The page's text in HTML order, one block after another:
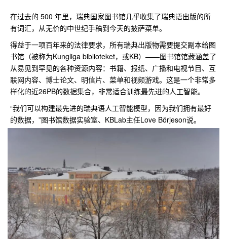
在过去的 500 年里，瑞典国家图书馆几乎收集了瑞典语出版的所
有词汇，从无价的中世纪手稿到今天的披萨菜单。
得益于一项百年来的法律要求，所有瑞典出版物需要提交副本给图
书馆（被称为Kungliga biblioteket，或KB）——图书馆馆藏涵盖了
从易见到罕见的各种资源内容：书籍、报纸、广播和电视节目、互
联网内容、博士论文、明信片、菜单和视频游戏。这是一个非常多
样化的近26PB的数据集合，非常适合训练最先进的人工智能。
“我们可以构建最先进的瑞典语人工智能模型，因为我们拥有最好
的数据，”图书馆数据实验室、KBLab主任Love Börjeson说。